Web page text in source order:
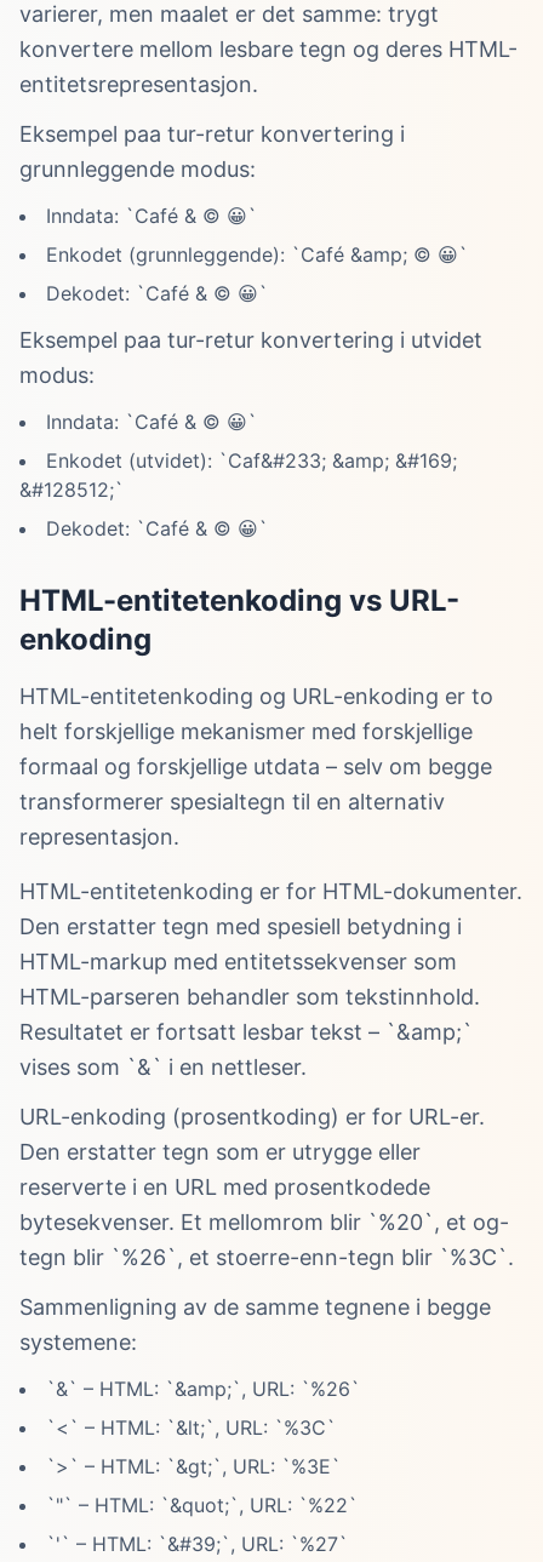
varierer, men maalet er det samme: trygt
konvertere mellom lesbare tegn og deres HTML-
entitetsrepresentasjon.
Eksempel paa tur-retur konvertering i
grunnleggende modus:
Inndata: `Café & © 😀`
Enkodet (grunnleggende): `Café &amp; © 😀`
Dekodet: `Café & © 😀`
Eksempel paa tur-retur konvertering i utvidet
modus:
Inndata: `Café & © 😀`
Enkodet (utvidet): `Caf&#233; &amp; &#169;
&#128512;`
Dekodet: `Café & © 😀`
HTML-entitetenkoding vs URL-
enkoding
HTML-entitetenkoding og URL-enkoding er to
helt forskjellige mekanismer med forskjellige
formaal og forskjellige utdata – selv om begge
transformerer spesialtegn til en alternativ
representasjon.
HTML-entitetenkoding er for HTML-dokumenter.
Den erstatter tegn med spesiell betydning i
HTML-markup med entitetssekvenser som
HTML-parseren behandler som tekstinnhold.
Resultatet er fortsatt lesbar tekst – `&amp;`
vises som `&` i en nettleser.
URL-enkoding (prosentkoding) er for URL-er.
Den erstatter tegn som er utrygge eller
reserverte i en URL med prosentkodede
bytesekvenser. Et mellomrom blir `%20`, et og-
tegn blir `%26`, et stoerre-enn-tegn blir `%3C`.
Sammenligning av de samme tegnene i begge
systemene:
`&` – HTML: `&amp;`, URL: `%26`
`<` – HTML: `&lt;`, URL: `%3C`
`>` – HTML: `&gt;`, URL: `%3E`
`"` – HTML: `&quot;`, URL: `%22`
`'` – HTML: `&#39;`, URL: `%27`